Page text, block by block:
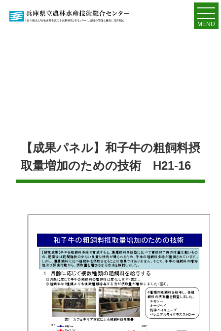
MENU
【成果パネル】和子牛の粗飼料摂
取量増加のための技術 H21-16